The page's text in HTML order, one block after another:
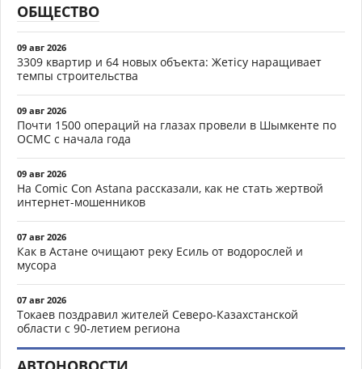
ОБЩЕСТВО
09 авг 2026
3309 квартир и 64 новых объекта: Жетісу наращивает
темпы строительства
09 авг 2026
Почти 1500 операций на глазах провели в Шымкенте по
ОСМС с начала года
09 авг 2026
На Comic Con Astana рассказали, как не стать жертвой
интернет-мошенников
07 авг 2026
Как в Астане очищают реку Есиль от водорослей и
мусора
07 авг 2026
Токаев поздравил жителей Северо-Казахстанской
области с 90-летием региона